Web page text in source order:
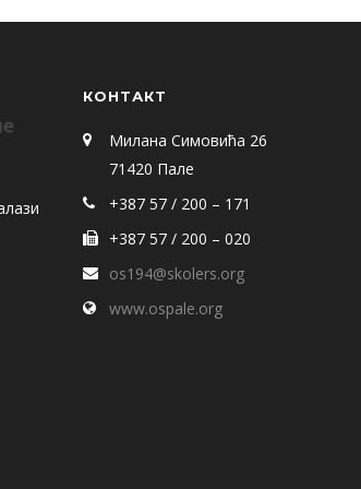
КОНТАКТ
Милана Симовића 26
71420 Пале
+387 57 / 200 – 171
+387 57 / 200 – 020
os194@skolers.org
www.ospale.org